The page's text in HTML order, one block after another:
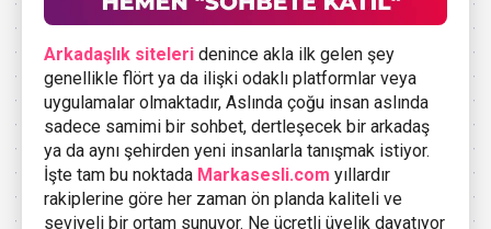
Arkadaşlık siteleri denince akla ilk gelen şey
genellikle flört ya da ilişki odaklı platformlar veya
uygulamalar olmaktadır, Aslında çoğu insan aslında
sadece samimi bir sohbet, dertleşecek bir arkadaş
ya da aynı şehirden yeni insanlarla tanışmak istiyor.
İşte tam bu noktada Markasesli.com yıllardır
rakiplerine göre her zaman ön planda kaliteli ve
seviyeli bir ortam sunuyor. Ne ücretli üyelik dayatıyor